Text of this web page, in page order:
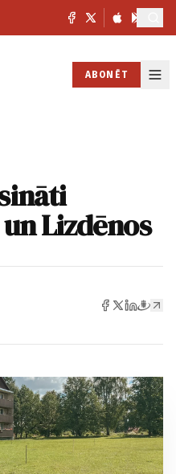
ABONĒT
Lizdēnos